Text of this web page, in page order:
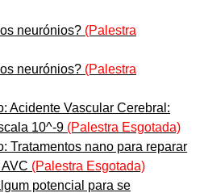
neurónios? (Palestra
neurónios? (Palestra
Acidente Vascular Cerebral:
10^-9 (Palestra Esgotada)
Tratamentos nano para reparar
(Palestra Esgotada)
potencial para se